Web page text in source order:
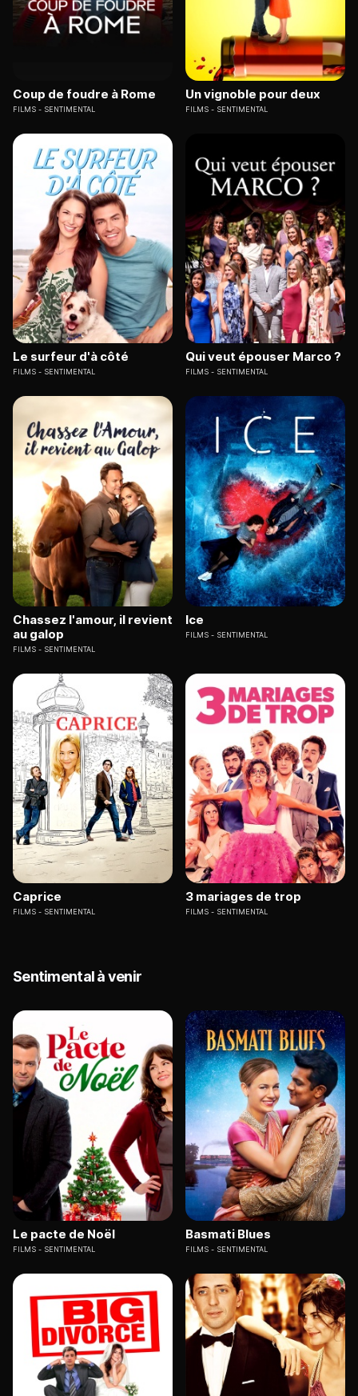
Coup de foudre à Rome
FILMS SENTIMENTAL
Un vignoble pour deux
FILMS SENTIMENTAL
Le surfeur d'à côté
FILMS SENTIMENTAL
Qui veut épouser Marco ?
FILMS SENTIMENTAL
Chassez l'amour, il revient
au galop
FILMS SENTIMENTAL
Ice
FILMS SENTIMENTAL
Caprice
FILMS SENTIMENTAL
3 mariages de trop
FILMS SENTIMENTAL
Sentimental à venir
Le pacte de Noël
FILMS SENTIMENTAL
Basmati Blues
FILMS SENTIMENTAL